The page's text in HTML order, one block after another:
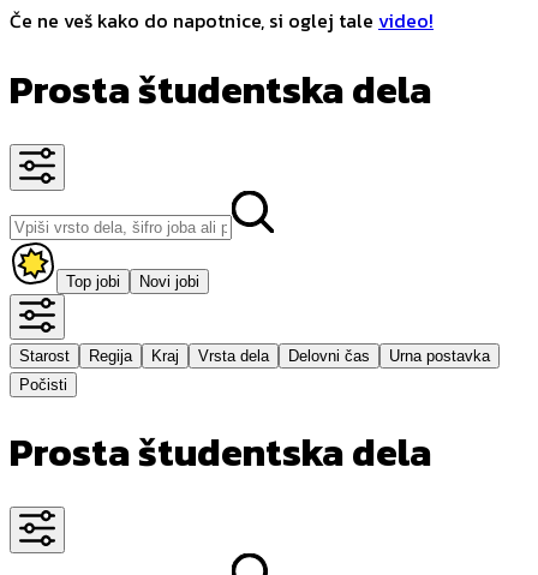
Če ne veš kako do napotnice, si oglej tale video!
Prosta študentska dela
Top jobi Novi jobi
Starost Regija Kraj Vrsta dela Delovni čas
Urna postavka
Počisti
Prosta študentska dela